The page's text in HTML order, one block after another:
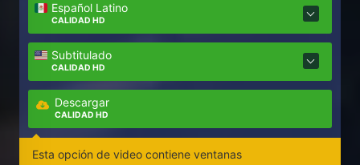
Español Latino
CALIDAD HD
Subtitulado
CALIDAD HD
Descargar
CALIDAD HD
Esta opción de video contiene ventanas